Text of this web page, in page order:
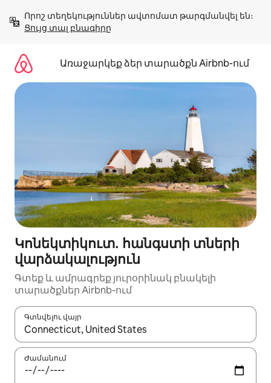
բովանդակությանը
Ցույց տալ բնագիրը
Առաջարկեք ձեր տարածքն Airbnb-ում
Կոնեկտիկուտ․ հանգստի տների
վարձակալություն
Գտեք և ամրագրեք յուրօրինակ բնակելի
տարածքներ Airbnb-ում
Գտնվելու վայր
Երբ արդյունքները հասանելի լինեն, սլաքների
Ժամանում